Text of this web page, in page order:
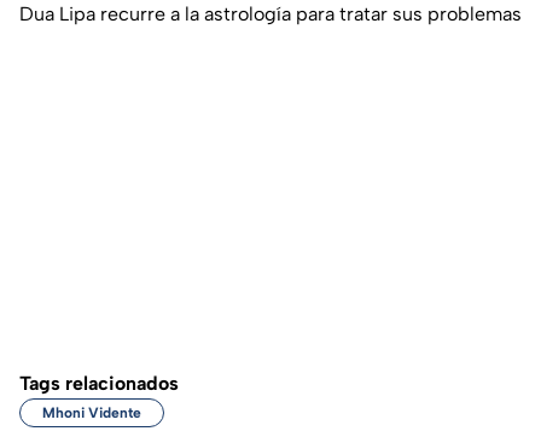
Dua Lipa recurre a la astrología para tratar sus problemas
Tags relacionados
Mhoni Vidente